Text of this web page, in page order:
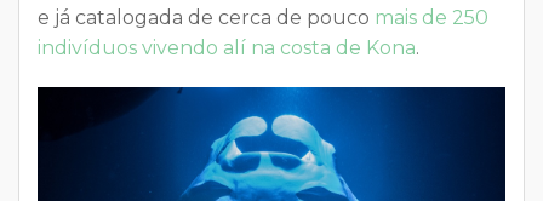
e já catalogada de cerca de pouco mais de 250
indivíduos vivendo alí na costa de Kona.